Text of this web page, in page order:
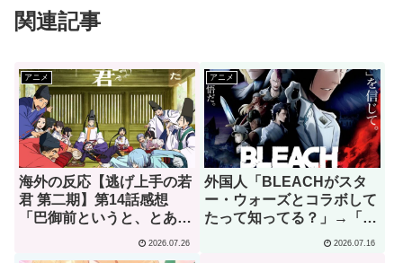
関連記事
アニメ
海外の反応【逃げ上手の若
君 第二期】第14話感想
「巴御前というと、とある
2026.07.26
アニメ
外国人「BLEACHがスタ
ー・ウォーズとコラボして
たって知ってる？」→「何
2026.07.16